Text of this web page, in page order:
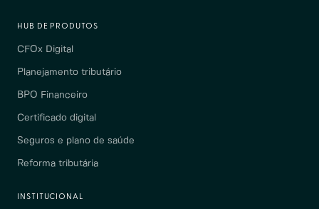
HUB DE PRODUTOS
CFOx Digital
Planejamento tributário
BPO Financeiro
Certificado digital
Seguros e plano de saúde
Reforma tributária
INSTITUCIONAL